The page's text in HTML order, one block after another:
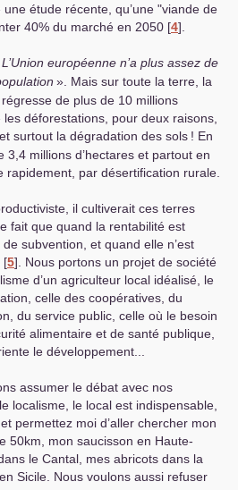
une étude récente, qu’une "viande de
40% du marché en 2050 [4]
L’Union européenne n’a plus assez de
». Mais sur toute la terre, la
de plus de 10 millions
déforestations, pour deux raisons,
surtout la dégradation des sols ! En
3,4 millions d’hectares et partout en
rapidement, par désertification rurale.
il cultiverait ces terres
fait que quand la rentabilité est
subvention, et quand elle n’est
[5] . Nous portons un projet de société
d’un agriculteur local idéalisé, le
celle des coopératives, du
du service public, celle où le besoin
alimentaire et de santé publique,
le développement...
assumer le débat avec nos
localisme, le local est indispensable,
permettez moi d’aller chercher mon
50km, mon saucisson en Haute-
le Cantal, mes abricots dans la
Sicile. Nous voulons aussi refuser